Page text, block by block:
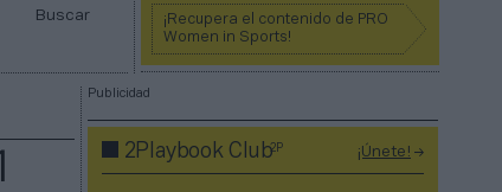
Buscar
¡Recupera el contenido de PRO
Women in Sports!
Publicidad
2Playbook Club2P ¡Únete!